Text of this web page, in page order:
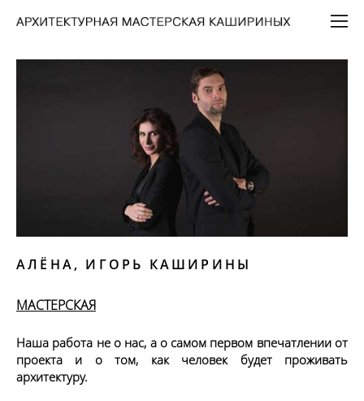
АЛЁНА, ИГОРЬ КАШИРИНЫ
МАСТЕРСКАЯ
Наша работа не о нас, а о самом первом впечатлении от
проекта и о том, как человек будет проживать
архитектуру.